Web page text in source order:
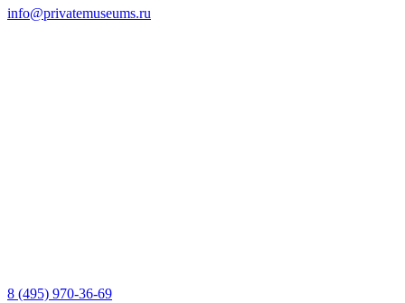
info@privatemuseums.ru
8 (495) 970-36-69